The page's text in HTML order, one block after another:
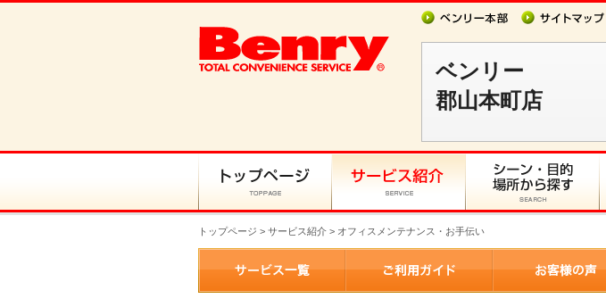
ベンリー
郡山本町店
トップページ > サービス紹介 > オフィスメンテナンス・お手伝い